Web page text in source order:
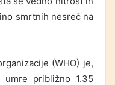
smrtnih nesreč na
(WHO) je,
približno 1.35